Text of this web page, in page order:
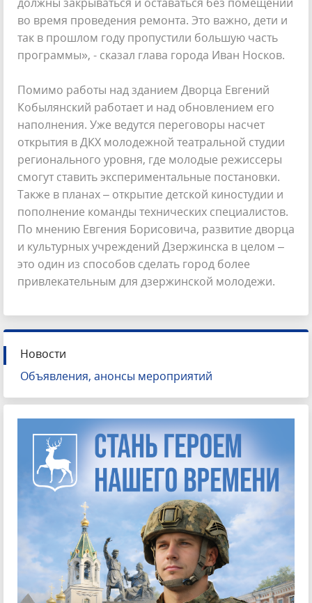
во время проведения ремонта. Это важно, дети и
так в прошлом году пропустили большую часть
программы», - сказал глава города Иван Носков.
Помимо работы над зданием Дворца Евгений
Кобылянский работает и над обновлением его
наполнения. Уже ведутся переговоры насчет
открытия в ДКХ молодежной театральной студии
регионального уровня, где молодые режиссеры
смогут ставить экспериментальные постановки.
Также в планах – открытие детской киностудии и
пополнение команды технических специалистов.
По мнению Евгения Борисовича, развитие дворца
и культурных учреждений Дзержинска в целом –
это один из способов сделать город более
привлекательным для дзержинской молодежи.
Новости
Объявления, анонсы мероприятий